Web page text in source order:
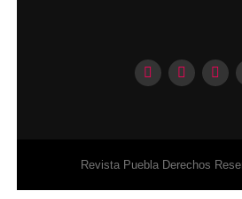
Revista Puebla Derechos